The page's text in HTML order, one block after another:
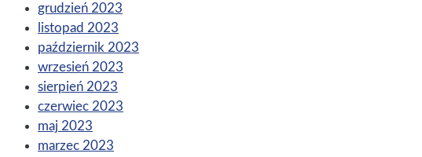
grudzień 2023
listopad 2023
październik 2023
wrzesień 2023
sierpień 2023
czerwiec 2023
maj 2023
marzec 2023